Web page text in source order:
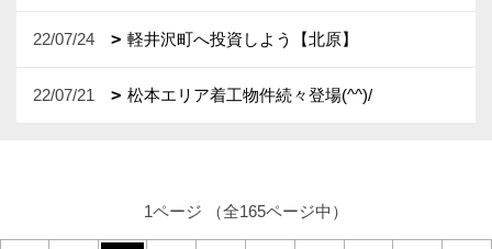
22/07/24 軽井沢町へ投資しよう【北原】
22/07/21 松本エリア着工物件続々登場(^^)/
1ページ （全165ページ中）